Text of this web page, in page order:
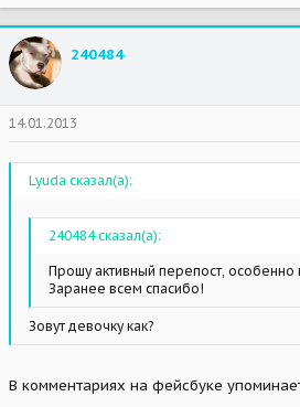
240484
14.01.2013
Lyuda сказал(а):
240484 сказал(а):
Прошу активный перепост,
Заранее всем спасибо!
Зовут девочку как?
В комментариях на фейсбуке